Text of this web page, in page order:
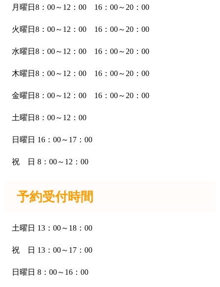
月曜日8：00～12：00 16：00～20：00
火曜日8：00～12：00 16：00～20：00
水曜日8：00～12：00 16：00～20：00
木曜日8：00～12：00 16：00～20：00
金曜日8：00～12：00 16：00～20：00
土曜日8：00～12：00
日曜日 16：00～17：00
祝 日 8：00～12：00
予約受付時間
土曜日 13：00～18：00
祝 日 13：00～17：00
日曜日 8：00～16：00